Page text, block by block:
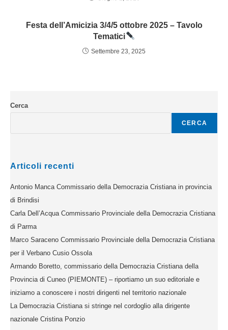
Festa dell’Amicizia 3/4/5 ottobre 2025 – Tavolo
Tematici
Settembre 23, 2025
Cerca
CERCA
Articoli recenti
Antonio Manca Commissario della Democrazia Cristiana in provincia
di Brindisi
Carla Dell’Acqua Commissario Provinciale della Democrazia Cristiana
di Parma
Marco Saraceno Commissario Provinciale della Democrazia Cristiana
per il Verbano Cusio Ossola
Armando Boretto, commissario della Democrazia Cristiana della
Provincia di Cuneo (PIEMONTE) – riportiamo un suo editoriale e
iniziamo a conoscere i nostri dirigenti nel territorio nazionale
La Democrazia Cristiana si stringe nel cordoglio alla dirigente
nazionale Cristina Ponzio